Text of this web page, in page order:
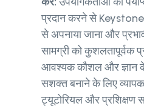
प्रदान करने से
से अपनाया जाना और
सामग्री को कुशलतापूर्वक
आवश्यक कौशल और ज्ञान
सशक्त बनाने के लिए
ट्यूटोरियल और प्रशिक्षण